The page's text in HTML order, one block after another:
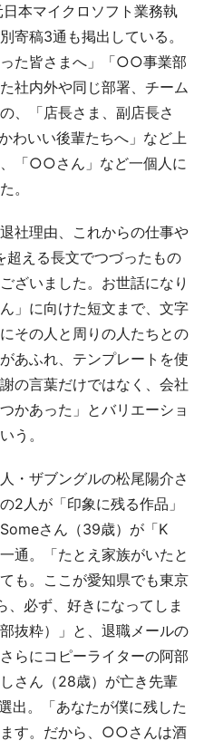
本マイクロソフト業務執
寄稿3通も掲出している。
た皆さまへ」「○○事業部
社内外や同じ部署、チーム
、「店長さま、副店長さ
わいい後輩たちへ」など上
「○○さん」など一個人に
。
社理由、これからの仕事や
える長文でつづったもの
ざいました。お世話になり
」に向けた短文まで、文字
その人と周りの人たちとの
あふれ、テンプレートを使
の言葉だけではなく、会社
かあった」とバリエーショ
う。
・ザブングルの松尾陽介さ
2人が「印象に残る作品」
さん（39歳）が「K
通。「たとえ家族がいたと
も。ここが愛知県でも東京
、必ず、好きになってしま
抜粋）」と、退職メールの
らにコピーライターの阿部
さん（28歳）が亡き先輩
出。「あなたが僕に残した
す。だから、○○さんは酒